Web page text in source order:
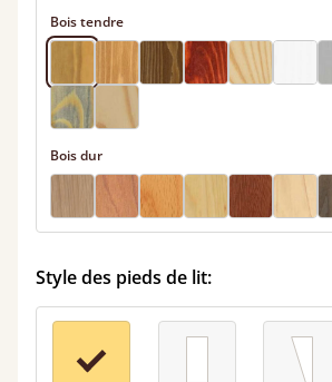
Bois tendre
Bois dur
Style des pieds de lit: